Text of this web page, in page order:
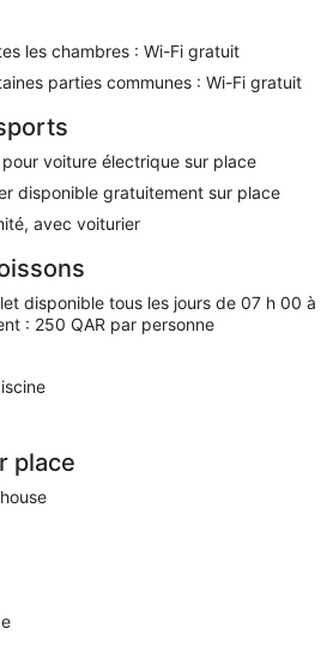
Une literie hypoallergénique, le
et le remplacement des draps
Un service de préparation de
un service de ménage est proposé
et 2 piscines extérieures se
de loisir comprennent
et un centre de fitness.
ci-dessous sont
de frais supplémentaires.
place vous permettent de savourer
de douceur. 9 salles de soins, dont
sont à disposition. Les
des soins du visage et des soins
de Corniche de la Marina de
vous profiterez de prestations
Wi-Fi à Internet gratuit et un parking
oublier 2 des piscines extérieures.
gratuit
direction Alba, un restaurant
les chambres : Wi-Fi gratuit
parties communes : Wi-Fi gratuit
voiture électrique sur place
disponible gratuitement sur place
avec voiturier
disponible tous les jours de 07 h 00 à
: 250 QAR par personne
place